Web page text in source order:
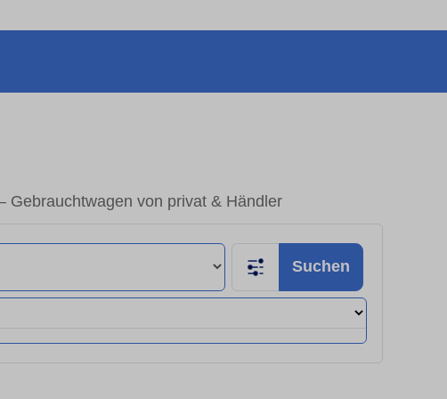
Gebrauchtwagen von privat & Händler
Suchen